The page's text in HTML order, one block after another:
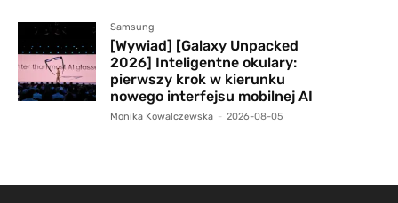
Samsung
[Wywiad] [Galaxy Unpacked
2026] Inteligentne okulary:
pierwszy krok w kierunku
nowego interfejsu mobilnej AI
Monika Kowalczewska - 2026-08-05